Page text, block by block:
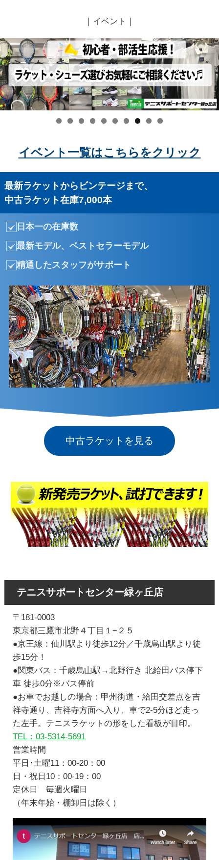
｜イベント｜
イベント一覧はこちらをクリック
最新ラケットからビンテージまで、
中古ラケット在庫7,000本
日本一の在庫数
最新モデル、ベストセラーモデル
精通したスタッフがサポート
中古ラケットを見る
テニスサポートセンター緑ヶ丘店
〒181-0003
東京都三鷹市北野４丁目１−２５
●京王線：仙川駅より徒歩12分／千歳烏山駅より徒
歩15分！
●関東バス：千歳烏山駅→北野行き 北給田バス停下
車 徒歩0分※バス停前
●お車でお越しの場合：甲州街道・給田交差点を吉
祥寺通り、吉祥寺方面へ入り、車で2-5分ほど走っ
た左手。テニスラケットの形をした看板が目印。
TEL：03-5314-5691
営業時間
平日･土曜11：00-20：00
日・祝日10：00-19：00
定休日 毎週火曜日
（年末年始・棚卸日は除く）